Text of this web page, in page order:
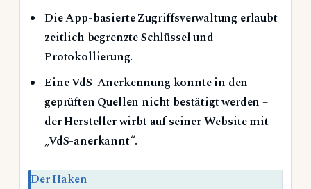
Die App-basierte Zugriffsverwaltung erlaubt
zeitlich begrenzte Schlüssel und
Protokollierung.
Eine VdS-Anerkennung konnte in den
geprüften Quellen nicht bestätigt werden –
der Hersteller wirbt auf seiner Website mit
„VdS-anerkannt“.
Der Haken